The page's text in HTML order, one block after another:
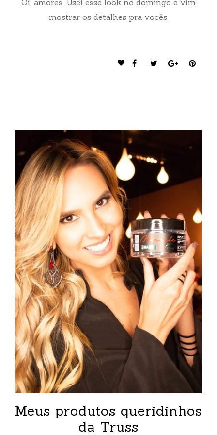
Oi, amores. Usei esse look no domingo e vim
mostrar os detalhes pra vocês.
Meus produtos queridinhos
da Truss